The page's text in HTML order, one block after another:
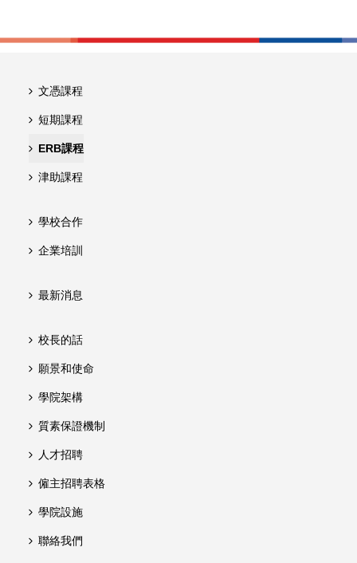
文憑課程
短期課程
ERB課程
津助課程
學校合作
企業培訓
最新消息
校長的話
願景和使命
學院架構
質素保證機制
人才招聘
僱主招聘表格
學院設施
聯絡我們